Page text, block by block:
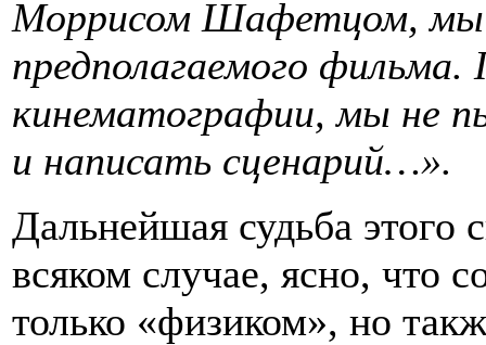
Моррисом Шафетцом, мы
предполагаемого
кинематографии, мы не
и написать сценарий…».
Дальнейшая судьба этого
всяком случае, ясно, что
только «физиком», но